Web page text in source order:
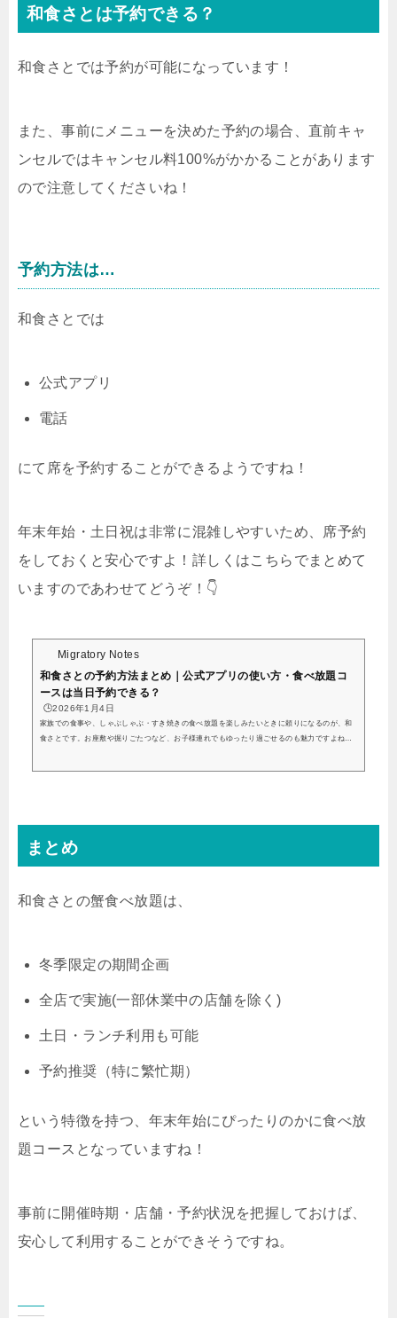
和食さとは予約できる？
和食さとでは予約が可能になっています！
また、事前にメニューを決めた予約の場合、直前キャ
ンセルではキャンセル料100%がかかることがあります
ので注意してくださいね！
予約方法は…
和食さとでは
公式アプリ
電話
にて席を予約することができるようですね！
年末年始・土日祝は非常に混雑しやすいため、 席予約
をしておくと安心ですよ！詳しくはこちらでまとめて
いますのであわせてどうぞ！👇
Migratory Notes
和食さとの予約方法まとめ｜公式アプリの使い方・食べ放題コ
ースは当日予約できる？
🕒️2026年1月4日
家族での食事や、しゃぶしゃぶ・すき焼きの食べ放題を楽しみたいときに頼りになるのが、和
食さとです。お座敷や掘りごたつなど、お子様連れでもゆったり過ごせるのも魅力ですよね。
まとめ
和食さとの蟹食べ放題は、
冬季限定の期間企画
全店で実施(一部休業中の店舗を除く)
土日・ランチ利用も可能
予約推奨（特に繁忙期）
という特徴を持つ、年末年始にぴったりのかに食べ放
題コースとなっていますね！
事前に開催時期・店舗・予約状況を把握しておけば、
安心して利用することができそうですね。